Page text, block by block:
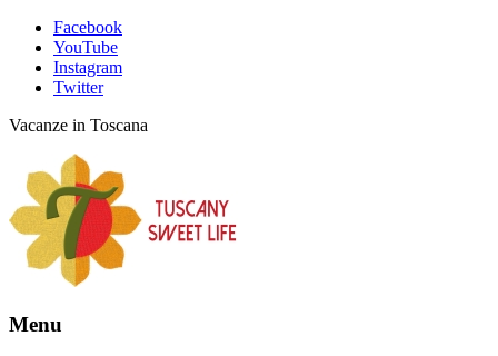
Facebook
YouTube
Instagram
Twitter
Vacanze in Toscana
Menu